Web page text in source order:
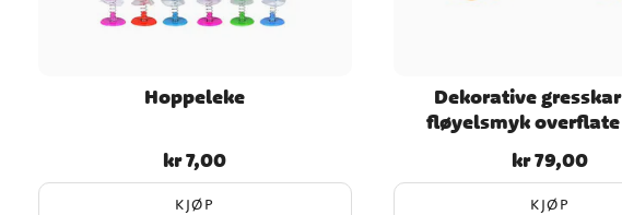
Hoppeleke
Pris:kr 7,00
kr 7,00
KJØP
Dekorative
fløyelsmyk overflate
Pris:kr 79,00
kr 79,00
KJØP